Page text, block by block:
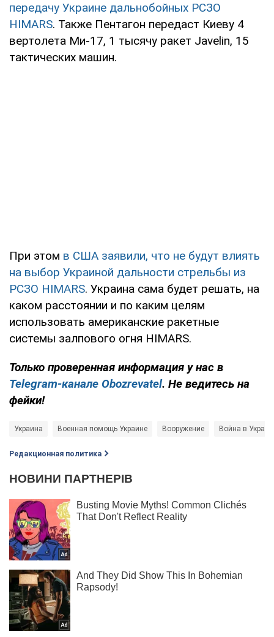
передачу Украине дальнобойных РСЗО
HIMARS. Также Пентагон передаст Киеву 4
вертолета Ми-17, 1 тысячу ракет Javelin, 15
тактических машин.
При этом в США заявили, что не будут влиять
на выбор Украиной дальности стрельбы из
РСЗО HIMARS. Украина сама будет решать, на
каком расстоянии и по каким целям
использовать американские ракетные
системы залпового огня HIMARS.
Только проверенная информация у нас в
Telegram-канале Obozrevatel. Не ведитесь на
фейки!
Украина Военная помощь Украине Вооружение Война в
Редакционная политика